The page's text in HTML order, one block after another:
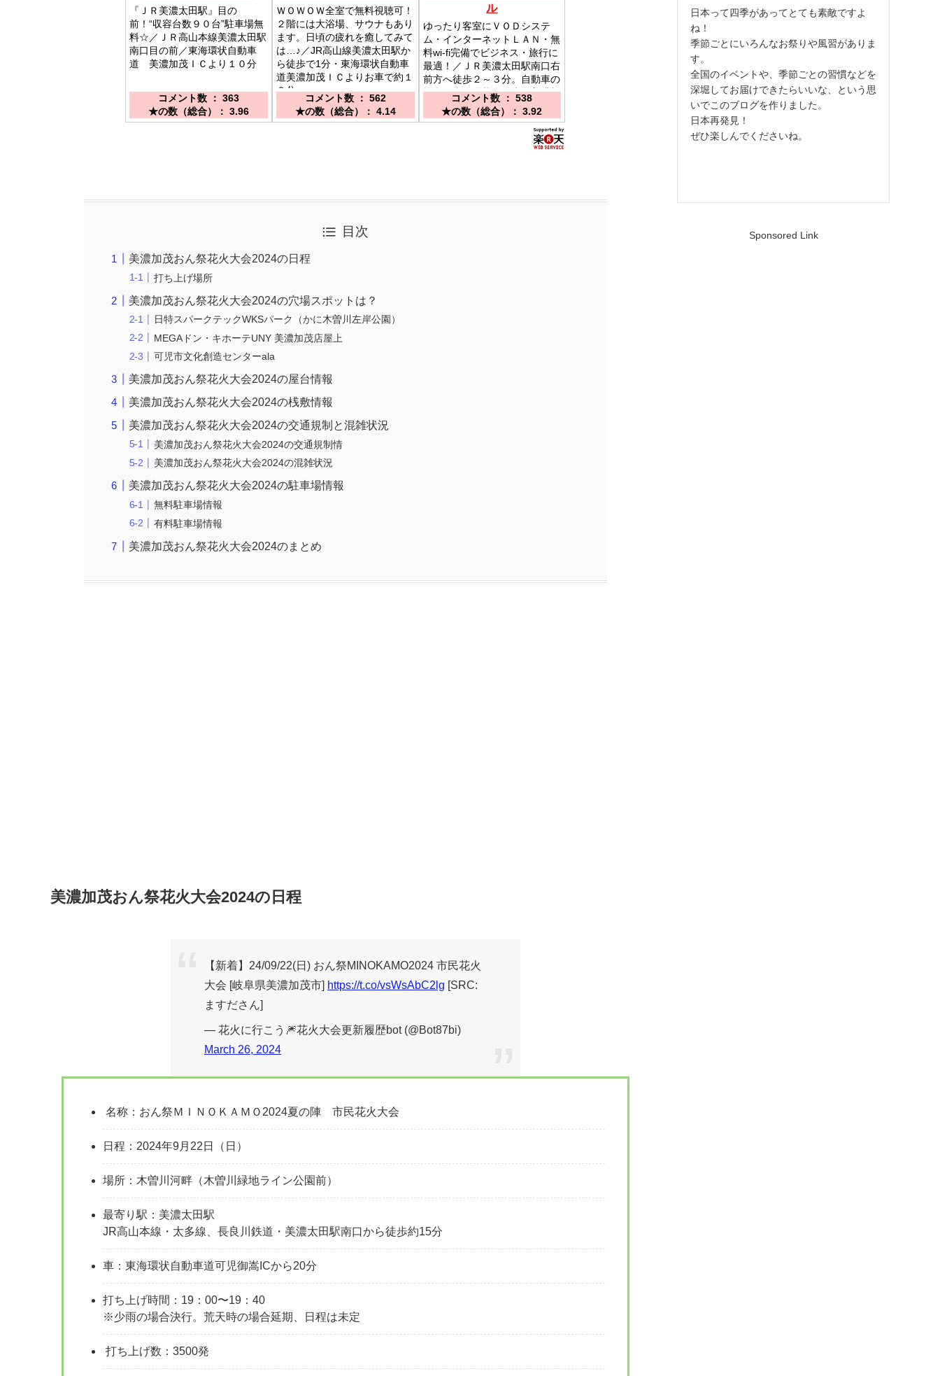
『ＪＲ美濃太田駅』目の
前！“収容台数９０台”駐車場無
料☆／ＪＲ高山本線美濃太田駅
南口目の前／東海環状自動車
道 美濃加茂ＩＣより１０分
コメント数 ： 363
★の数（総合）： 3.96
ＷＯＷＯＷ全室で無料視聴可！
２階には大浴場、サウナもあり
ます。日頃の疲れを癒してみて
は…♪／JR高山線美濃太田駅か
ら徒歩で1分・東海環状自動車
道美濃加茂ＩＣよりお車で約１
０分
コメント数 ： 562
★の数（総合）： 4.14
ル
ゆったり客室にＶＯＤシステ
ム・インターネットＬＡＮ・無
料wi-fi完備でビジネス・旅行に
最適！／ＪＲ美濃太田駅南口右
前方へ徒歩２～３分。自動車の
場合、東海環状自動車道美濃加
茂ＩＣより10分、名神小牧Ｉ
Ｃより約30分。
コメント数 ： 538
★の数（総合）： 3.92
目次
美濃加茂おん祭花火大会2024の日程
打ち上げ場所
美濃加茂おん祭花火大会2024の穴場スポットは？
日特スパークテックWKSパーク（かに木曽川左岸公園）
MEGAドン・キホーテUNY 美濃加茂店屋上
可児市文化創造センターala
美濃加茂おん祭花火大会2024の屋台情報
美濃加茂おん祭花火大会2024の桟敷情報
美濃加茂おん祭花火大会2024の交通規制と混雑状況
美濃加茂おん祭花火大会2024の交通規制情
美濃加茂おん祭花火大会2024の混雑状況
美濃加茂おん祭花火大会2024の駐車場情報
無料駐車場情報
有料駐車場情報
美濃加茂おん祭花火大会2024のまとめ
美濃加茂おん祭花火大会2024の日程
【新着】24/09/22(日) おん祭MINOKAMO2024 市民花火
大会 [岐阜県美濃加茂市] https://t.co/vsWsAbC2lg [SRC:
ますださん]
— 花火に行こう🎆花火大会更新履歴bot (@Bot87bi)
March 26, 2024
名称：おん祭ＭＩＮＯＫＡＭＯ2024夏の陣 市民花火大会
日程：2024年9月22日（日）
場所：木曽川河畔（木曽川緑地ライン公園前）
最寄り駅：美濃太田駅
JR高山本線・太多線、長良川鉄道・美濃太田駅南口から徒歩約15分
車：東海環状自動車道可児御嵩ICから20分
打ち上げ時間：19：00〜19：40
※少雨の場合決行。荒天時の場合延期、日程は未定
打ち上げ数：3500発
日本って四季があってとても素敵ですよ
ね！
季節ごとにいろんなお祭りや風習がありま
す。
全国のイベントや、季節ごとの習慣などを
深堀してお届けできたらいいな、という思
いでこのブログを作りました。
日本再発見！
ぜひ楽しんでくださいね。
Sponsored Link